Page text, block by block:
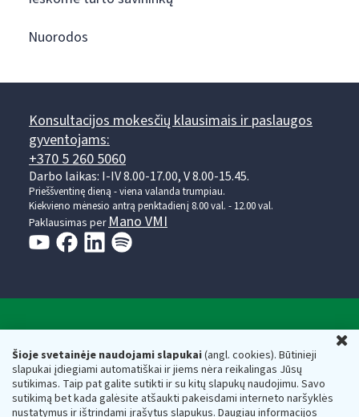
Šioje svetainėje naudojami slapukai(angl. cookies). Būtinieji
slapukai įdiegiami automatiškai ir jiems nėra reikalingas Jūsų
sutikimas. Taip pat galite sutikti ir su kitų slapukų naudojimu. Savo
sutikimą bet kada galėsite atšaukti pakeisdami interneto naršyklės
nustatymus ir ištrindami įrašytus slapukus. Daugiau informacijos
Nuorodos
Konsultacijos mokesčių klausimais ir paslaugos
gyventojams:
+370 5 260 5060
Darbo laikas: I-IV 8.00-17.00, V 8.00-15.45.
Prieššventinę dieną - viena valanda trumpiau.
Kiekvieno mėnesio antrą penktadienį 8.00 val. - 12.00 val.
Paklausimas per Mano VMI
Respublikos finansų ministerijos
Biudžetinė įstaiga. Juridinio asmens kodas — 188659752,
adresas: Vasario 16-osios g. 14, 01107 Vilnius, Lietuva, el.paštas:
vmi@vmi.lt, E. pristatymo dėžutės adresas 188659752